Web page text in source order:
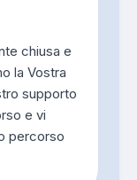
chiusa e
la Vostra
supporto
e vi
percorso